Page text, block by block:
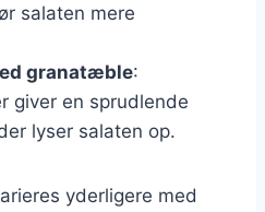
salaten mere
granatæble:
giver en sprudlende
lyser salaten op.
yderligere med